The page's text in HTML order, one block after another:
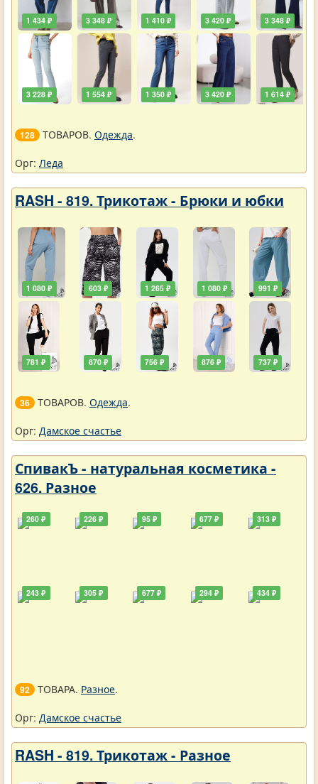
1 434 ₽
3 228 ₽
3 348 ₽
1 554 ₽
1 410 ₽
1 350 ₽
3 420 ₽
3 420 ₽
3 348 ₽
1 614 ₽
128 ТОВАРОВ. Одежда.
Орг: Леда
RASH - 819. Трикотаж - Брюки и юбки
1 080 ₽
781 ₽
603 ₽
870 ₽
1 265 ₽
756 ₽
1 080 ₽
876 ₽
991 ₽
737 ₽
36 ТОВАРОВ. Одежда.
Орг: Дамское счастье
СпивакЪ - натуральная косметика -
626. Разное
260 ₽
243 ₽
226 ₽
305 ₽
95 ₽
677 ₽
677 ₽
294 ₽
313 ₽
434 ₽
92 ТОВАРА. Разное.
Орг: Дамское счастье
RASH - 819. Трикотаж - Разное